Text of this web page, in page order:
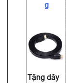
g
Tặng dây